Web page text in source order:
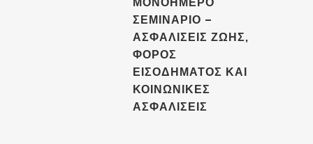
ΣΕΜΙΝΑΡΙΟ –
ΑΣΦΑΛΙΣΕΙΣ ΖΩΗΣ,
ΦΟΡΟΣ
ΕΙΣΟΔΗΜΑΤΟΣ ΚΑΙ
ΚΟΙΝΩΝΙΚΕΣ
ΑΣΦΑΛΙΣΕΙΣ